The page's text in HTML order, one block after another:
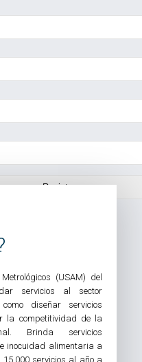
(USAM) del
servicios al sector
diseñar servicios
la competitividad de la
Brinda servicios
inocuidad alimentaria a
servicios al año a